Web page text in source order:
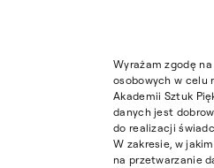
Wyrażam zgodę
osobowych w celu
Akademii Sztuk
danych jest
do realizacji
W zakresie, w
na przetwarzanie